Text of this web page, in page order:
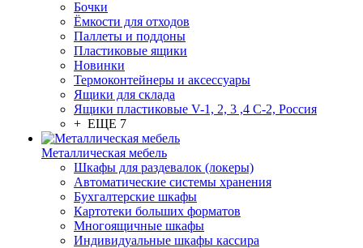
Бочки
Ёмкости для отходов
Паллеты и поддоны
Пластиковые ящики
Новинки
Термоконтейнеры и аксессуары
Ящики для склада
Ящики пластиковые V-1, 2, 3 ,4 С-2, Россия
+ ЕЩЕ 7
Металлическая мебель
Шкафы для раздевалок (локеры)
Автоматические системы хранения
Бухгалтерские шкафы
Картотеки больших форматов
Многоящичные шкафы
Индивидуальные шкафы кассира